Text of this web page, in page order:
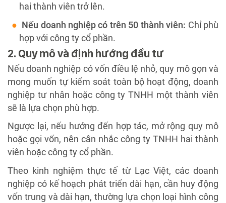
hai thành viên trở lên.
Nếu doanh nghiệp có trên 50 thành viên: Chỉ phù
hợp với công ty cổ phần.
2. Quy mô và định hướng đầu tư
Nếu doanh nghiệp có vốn điều lệ nhỏ, quy mô gọn và
mong muốn tự kiểm soát toàn bộ hoạt động, doanh
nghiệp tư nhân hoặc công ty TNHH một thành viên
sẽ là lựa chọn phù hợp.
Ngược lại, nếu hướng đến hợp tác, mở rộng quy mô
hoặc gọi vốn, nên cân nhắc công ty TNHH hai thành
viên hoặc công ty cổ phần.
Theo kinh nghiệm thực tế từ Lạc Việt, các doanh
nghiệp có kế hoạch phát triển dài hạn, cần huy động
vốn trung và dài hạn, thường lựa chọn loại hình công